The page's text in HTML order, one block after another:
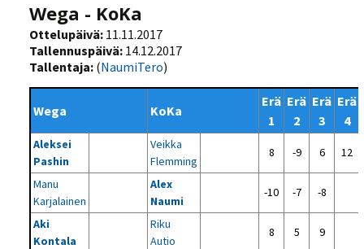
Wega - KoKa
Ottelupäivä: 11.11.2017
Tallennuspäivä: 14.12.2017
Tallentaja: (NaumiTero)
Wega KoKa
Erä
1
Erä
2
Erä
3
Erä
4
Aleksei
Pashin
Veikka
Flemming
8 -9 6 12
Manu
Karjalainen
Alex
Naumi
-10 -7 -8
Aki
Kontala
Riku
Autio
8 5 9